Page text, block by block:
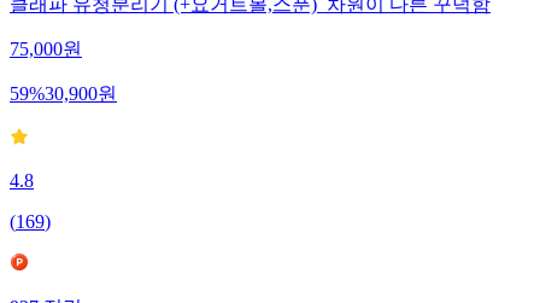
클래파 유청분리기 (+요거트볼,스푼)_차원이 다른 꾸덕함
75,000원
59%30,900원
4.8
(169)